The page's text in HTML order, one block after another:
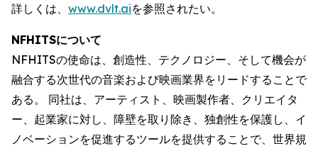
詳しくは、 www.dvlt.aiを参照されたい。
NFHITSについて
NFHITSの使命は、創造性、テクノロジー、そして機会が
融合する次世代の音楽および映画業界をリードすることで
ある。 同社は、アーティスト、映画製作者、クリエイタ
ー、起業家に対し、障壁を取り除き、独創性を保護し、イ
ノベーションを促進するツールを提供することで、世界規